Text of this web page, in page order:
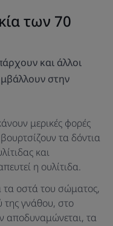
των 70
και άλλοι
στην
μερικές φορές
τα δόντια
και
η ουλίτιδα.
τα οστά του σώματος,
γνάθου, στο
αποδυναμώνεται, τα